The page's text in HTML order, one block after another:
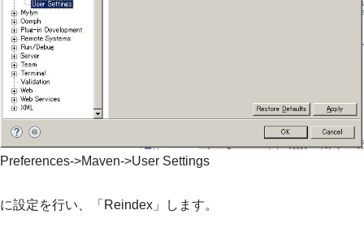
Preferences->Maven->User Settings
に設定を行い、「Reindex」します。